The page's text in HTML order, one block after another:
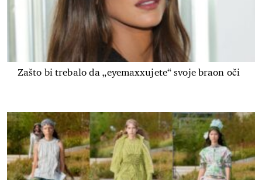
Zašto bi trebalo da „eyemaxxujete“ svoje braon oči